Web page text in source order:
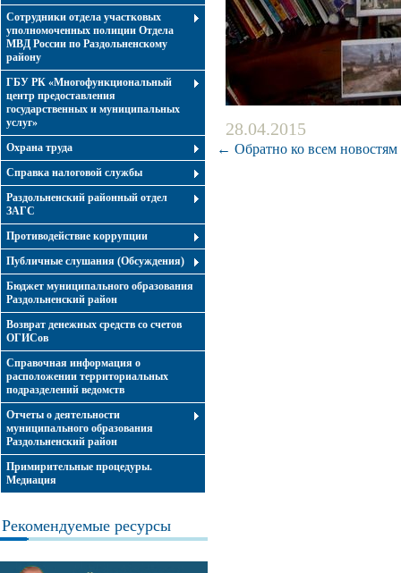
Сотрудники отдела участковых
уполномоченных полиции Отдела
МВД России по Раздольненскому
району
ГБУ РК «Многофункциональный
центр предоставления
государственных и муниципальных
услуг»
Охрана труда
Справка налоговой службы
Раздольненский районный отдел
ЗАГС
Противодействие коррупции
Публичные слушания (Обсуждения)
Бюджет муниципального образования
Раздольненский район
Возврат денежных средств со счетов
ОГИСов
Справочная информация о
расположении территориальных
подразделений ведомств
Отчеты о деятельности
муниципального образования
Раздольненский район
Примирительные процедуры.
Медиация
Рекомендуемые ресурсы
28.04.2015
← Обратно ко всем новостям